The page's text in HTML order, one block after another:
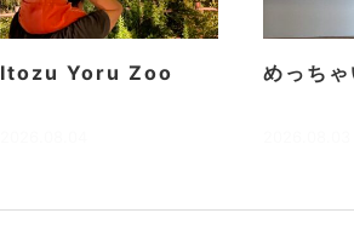
Itozu Yoru Zoo めっちゃ